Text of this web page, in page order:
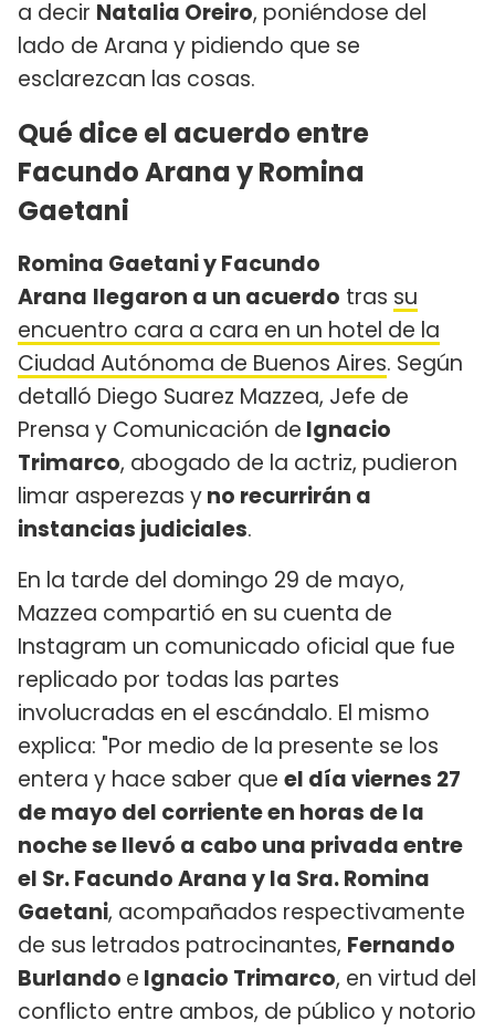
a decir Natalia Oreiro, poniéndose del
lado de Arana y pidiendo que se
esclarezcan las cosas.
Qué dice el acuerdo entre
Facundo Arana y Romina
Gaetani
Romina Gaetani y Facundo
Arana llegaron a un acuerdo tras su
encuentro cara a cara en un hotel de la
Ciudad Autónoma de Buenos Aires. Según
detalló Diego Suarez Mazzea, Jefe de
Prensa y Comunicación de Ignacio
Trimarco, abogado de la actriz, pudieron
limar asperezas yno recurrirán a
instancias judiciales.
En la tarde del domingo 29 de mayo,
Mazzea compartió en su cuenta de
Instagram un comunicado oficial que fue
replicado por todas las partes
involucradas en el escándalo. El mismo
explica: "Por medio de la presente se los
entera y hace saber que el día viernes 27
de mayo del corriente en horas de la
noche se llevó a cabo una privada entre
el Sr. Facundo Arana y la Sra. Romina
Gaetani, acompañados respectivamente
de sus letrados patrocinantes, Fernando
Burlando e Ignacio Trimarco, en virtud del
conflicto entre ambos, de público y notorio